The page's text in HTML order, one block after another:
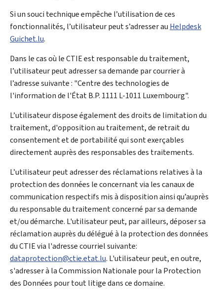
Si un souci technique empêche l’utilisation de ces
fonctionnalités, l’utilisateur peut s’adresser au Helpdesk
Guichet.lu.
Dans le cas où le CTIE est responsable du traitement,
l’utilisateur peut adresser sa demande par courrier à
l’adresse suivante : "Centre des technologies de
l'information de l'État B.P. 1111 L-1011 Luxembourg".
L’utilisateur dispose également des droits de limitation du
traitement, d'opposition au traitement, de retrait du
consentement et de portabilité qui sont exerçables
directement auprès des responsables des traitements.
L’utilisateur peut adresser des réclamations relatives à la
protection des données le concernant via les canaux de
communication respectifs mis à disposition ainsi qu’auprès
du responsable du traitement concerné par sa demande
et/ou démarche. L'utilisateur peut, par ailleurs, déposer sa
réclamation auprès du délégué à la protection des données
du CTIE via l'adresse courriel suivante:
dataprotection@ctie.etat.lu. L'utilisateur peut, en outre,
s'adresser à la Commission Nationale pour la Protection
des Données pour tout litige dans ce domaine.